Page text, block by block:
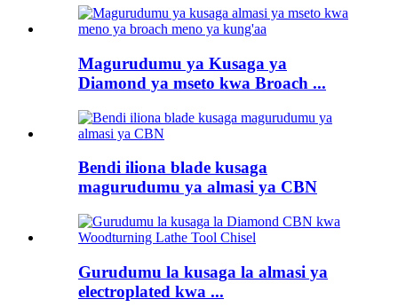
Magurudumu ya Kusaga ya
Diamond ya mseto kwa Broach ...
Bendi iliona blade kusaga
magurudumu ya almasi ya CBN
Gurudumu la kusaga la almasi ya
electroplated kwa ...